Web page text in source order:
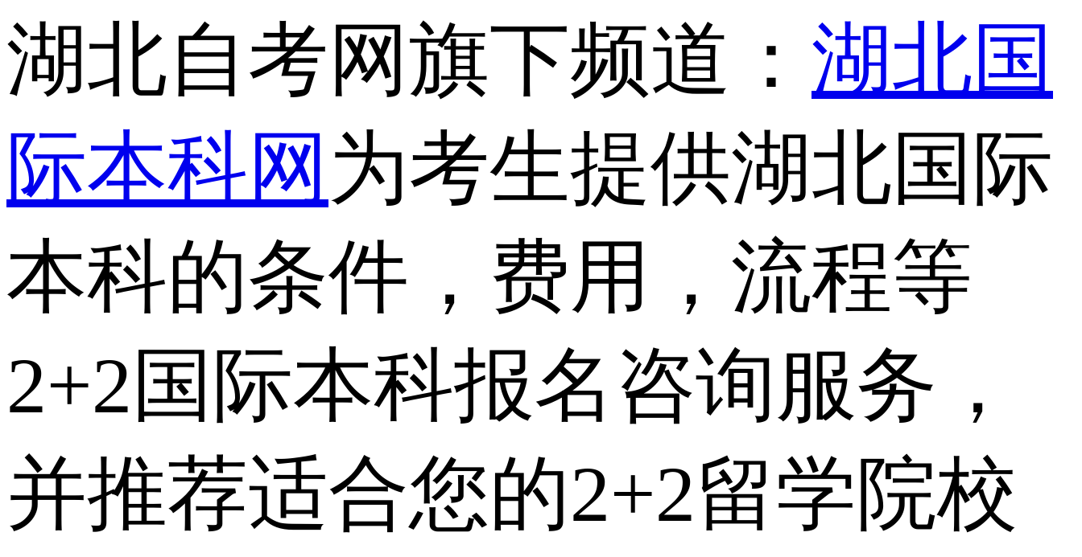
湖北自考网旗下频道： 湖北国
际本科网 为考生提供湖北国际
本科的条件，费用，流程等
2+2国际本科报名咨询服务，
并推荐适合您的2+2留学院校